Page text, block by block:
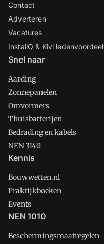
Contact
Adverteren
Vacatures
InstallQ & Kivi ledenvoordeel
Snel naar
Aarding
Zonnepanelen
Omvormers
Thuisbatterijen
Bedrading en kabels
NEN 3140
Kennis
Bouwwetten.nl
Praktijkboeken
Events
NEN 1010
Beschermingsmaatregelen